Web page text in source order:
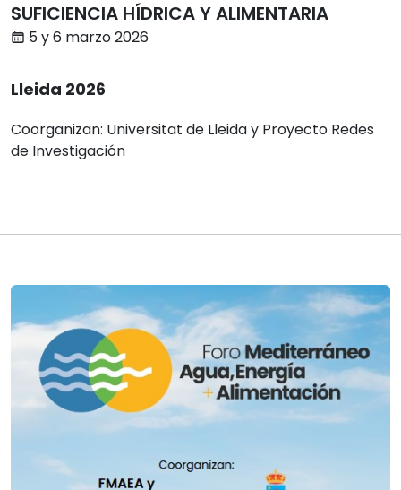
SUFICIENCIA HÍDRICA Y ALIMENTARIA
5 y 6 marzo 2026
Lleida 2026
Coorganizan: Universitat de Lleida y Proyecto Redes
de Investigación